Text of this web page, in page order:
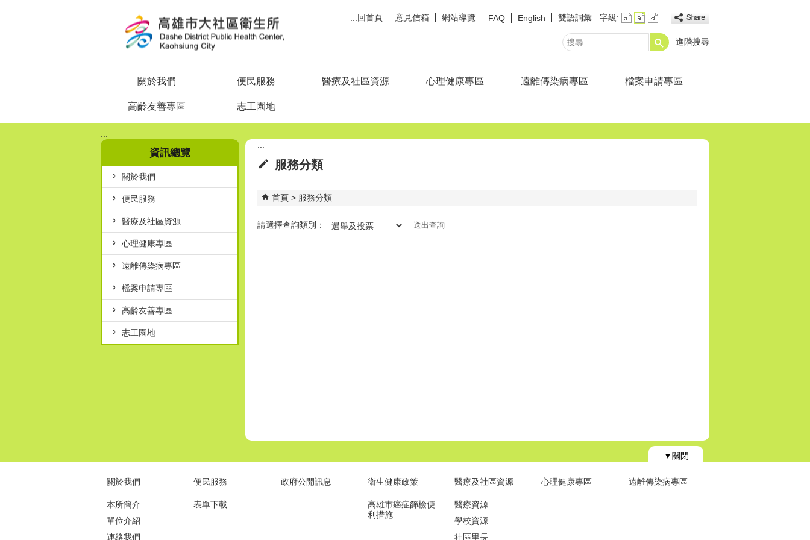
:::回首頁 意見信箱 網站導覽 FAQ English 雙語詞彙 字級:
搜
進階搜尋
關於我們 便民服務 醫療及社區資源 心理健康專區 遠離傳染病專區 檔案申請專區
高齡友善專區 志工園地
:::
資訊總覽
關於我們
便民服務
醫療及社區資源
心理健康專區
遠離傳染病專區
檔案申請專區
高齡友善專區
志工園地
:::
服務分類
首頁 服務分類
請選擇查詢類別：
▼關閉
關於我們
本所簡介
單位介紹
連絡我們
便民服務
表單下載
政府公開訊息 衛生健康政策
高雄市癌症篩檢便
利措施
醫療及社區資源
醫療資源
學校資源
社區里長
心理健康專區 遠離傳染病專區